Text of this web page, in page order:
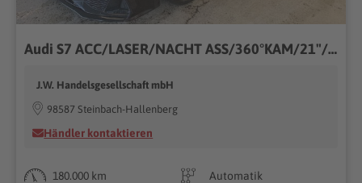
Audi S7 ACC/LASER/NACHT ASS/360°KAM/21"/SITZKLIMA/B&O
J.W. Handelsgesellschaft mbH
98587 Steinbach-Hallenberg
Händler kontaktieren
180.000 km
Automatik